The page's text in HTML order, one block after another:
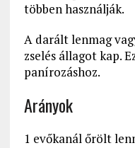
többen használják.
A darált lenmag
zselés állagot kap.
panírozáshoz.
Arányok
1 evőkanál őrölt